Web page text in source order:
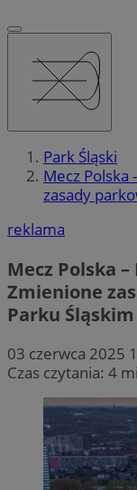
Park Śląski
Mecz Polska
zasady
reklama
Mecz Polska
Zmienione
Parku Śląskim
03 czerwca 2025
Czas czytania: 4